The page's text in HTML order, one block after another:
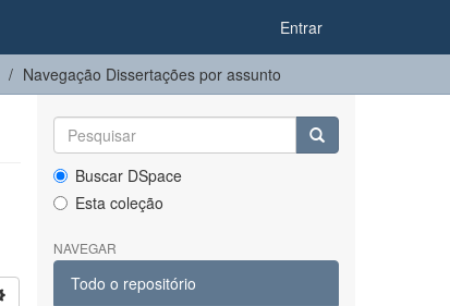
Entrar
Navegação Dissertações por assunto
Buscar DSpace
Esta coleção
NAVEGAR
Todo o repositório